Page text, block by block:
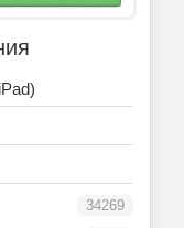
34269